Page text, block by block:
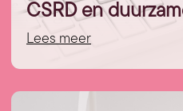
CSRD en
Lees meer